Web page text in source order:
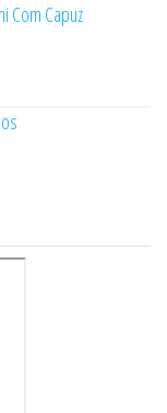
Com Capuz